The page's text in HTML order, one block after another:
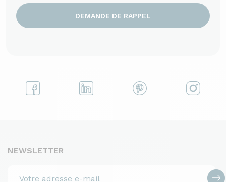
DEMANDE DE RAPPEL
NEWSLETTER